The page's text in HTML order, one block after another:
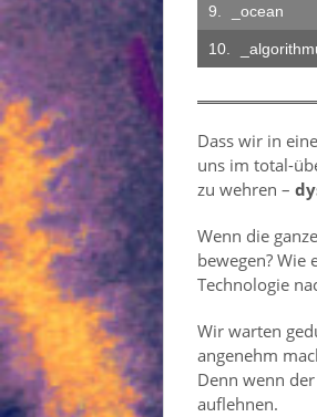
_ocean
Dass wir in
uns im total-
zu wehren –
Wenn die
bewegen? Wie
Technologie
Wir warten
angenehm
Denn wenn
auflehnen.